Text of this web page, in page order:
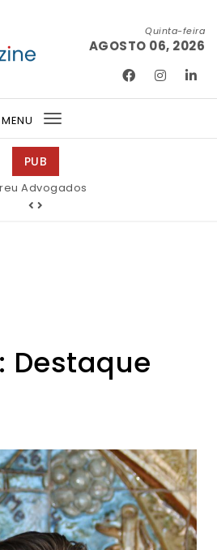
Quinta-feira
AGOSTO 06, 2026
MENU
Toggle
PUB
Advogados
Destaque